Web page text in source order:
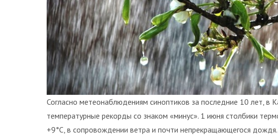
Согласно метеонаблюдениям синоптиков за последние 10 лет, в
температурные рекорды со знаком «минус». 1 июня столбики
+9°C, в сопровождении ветра и почти непрекращающегося